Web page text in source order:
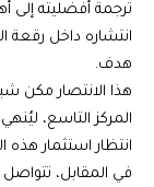
ترجمة أفضليته إلى
انتشاره داخل رقعة
هدف.
المركز التاسع،
انتظار استثمار هذه